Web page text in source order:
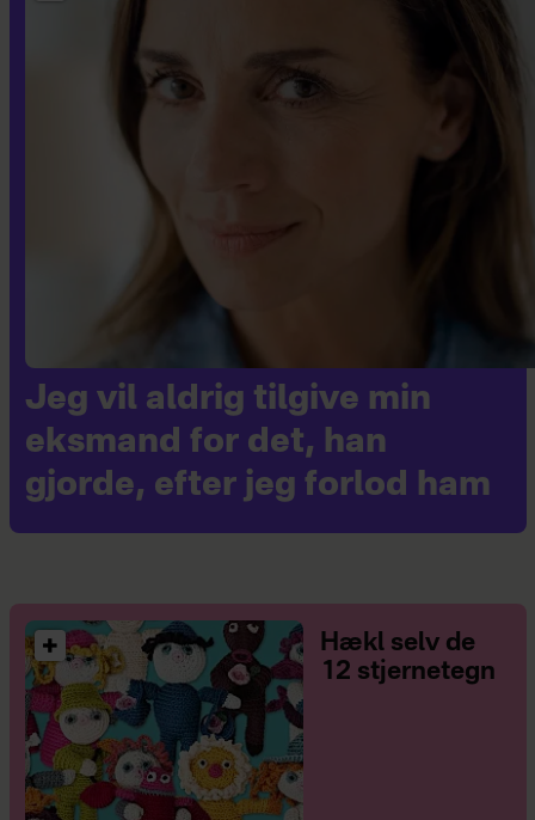
Jeg vil aldrig tilgive min
eksmand for det, han
gjorde, efter jeg forlod ham
Hækl selv de
12 stjernetegn